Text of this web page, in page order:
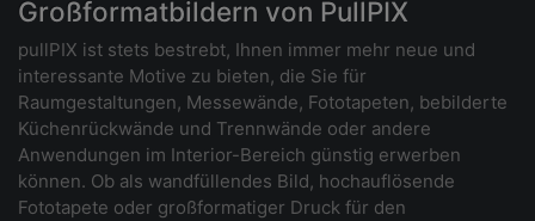
Großformatbildern von PullPIX
pullPIX ist stets bestrebt, Ihnen immer mehr neue und
interessante Motive zu bieten, die Sie für
Raumgestaltungen, Messewände, Fototapeten, bebilderte
Küchenrückwände und Trennwände oder andere
Anwendungen im Interior-Bereich günstig erwerben
können. Ob als wandfüllendes Bild, hochauflösende
Fototapete oder großformatiger Druck für den